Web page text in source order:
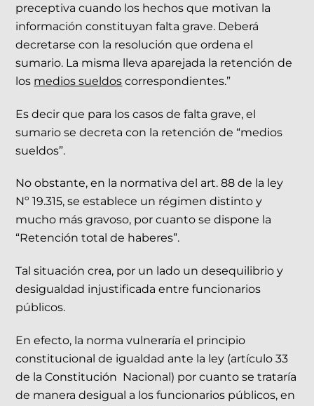
preceptiva cuando los hechos que motivan la
información constituyan falta grave. Deberá
decretarse con la resolución que ordena el
sumario. La misma lleva aparejada la retención de
los medios sueldos correspondientes.”
Es decir que para los casos de falta grave, el
sumario se decreta con la retención de “medios
sueldos”.
No obstante, en la normativa del art. 88 de la ley
Nº 19.315, se establece un régimen distinto y
mucho más gravoso, por cuanto se dispone la
“Retención total de haberes”.
Tal situación crea, por un lado un desequilibrio y
desigualdad injustificada entre funcionarios
públicos.
En efecto, la norma vulneraría el principio
constitucional de igualdad ante la ley (artículo 33
de la Constitución Nacional) por cuanto se trataría
de manera desigual a los funcionarios públicos, en